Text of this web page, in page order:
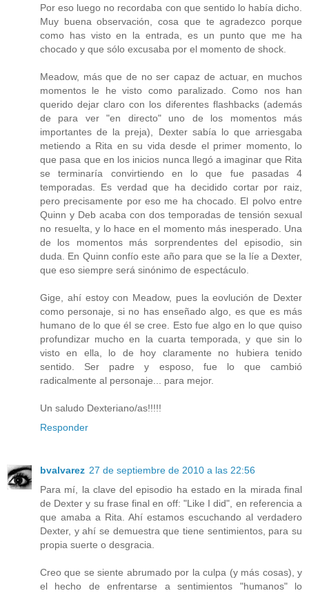
Por eso luego no recordaba con que sentido lo había dicho.
Muy buena observación, cosa que te agradezco porque
como has visto en la entrada, es un punto que me ha
chocado y que sólo excusaba por el momento de shock.
Meadow, más que de no ser capaz de actuar, en muchos
momentos le he visto como paralizado. Como nos han
querido dejar claro con los diferentes flashbacks (además
de para ver "en directo" uno de los momentos más
importantes de la preja), Dexter sabía lo que arriesgaba
metiendo a Rita en su vida desde el primer momento, lo
que pasa que en los inicios nunca llegó a imaginar que Rita
se terminaría convirtiendo en lo que fue pasadas 4
temporadas. Es verdad que ha decidido cortar por raiz,
pero precisamente por eso me ha chocado. El polvo entre
Quinn y Deb acaba con dos temporadas de tensión sexual
no resuelta, y lo hace en el momento más inesperado. Una
de los momentos más sorprendentes del episodio, sin
duda. En Quinn confío este año para que se la líe a Dexter,
que eso siempre será sinónimo de espectáculo.
Gige, ahí estoy con Meadow, pues la eovlución de Dexter
como personaje, si no has enseñado algo, es que es más
humano de lo que él se cree. Esto fue algo en lo que quiso
profundizar mucho en la cuarta temporada, y que sin lo
visto en ella, lo de hoy claramente no hubiera tenido
sentido. Ser padre y esposo, fue lo que cambió
radicalmente al personaje... para mejor.
Un saludo Dexteriano/as!!!!!
Responder
bvalvarez 27 de septiembre de 2010 a las 22:56
Para mí, la clave del episodio ha estado en la mirada final
de Dexter y su frase final en off: "Like I did", en referencia a
que amaba a Rita. Ahí estamos escuchando al verdadero
Dexter, y ahí se demuestra que tiene sentimientos, para su
propia suerte o desgracia.
Creo que se siente abrumado por la culpa (y más cosas), y
el hecho de enfrentarse a sentimientos "humanos" lo